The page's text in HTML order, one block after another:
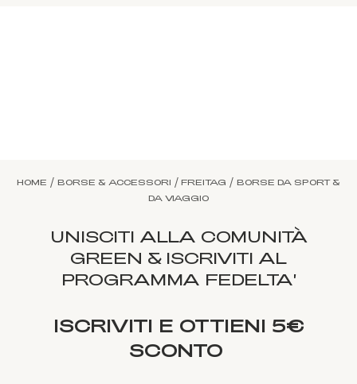
HOME / BORSE & ACCESSORI / FREITAG / BORSE DA SPORT &
DA VIAGGIO
UNISCITI ALLA COMUNITÀ
GREEN & ISCRIVITI AL
PROGRAMMA FEDELTA'
ISCRIVITI E OTTIENI 5€
SCONTO